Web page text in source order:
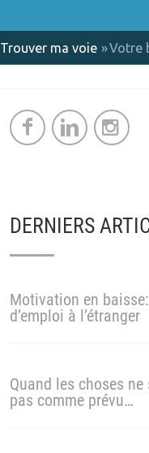
Trouver ma voie Votre
DERNIERS
Motivation en
d’emploi à l’étranger
Quand les choses ne
pas comme prévu…